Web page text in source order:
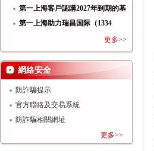
HK）
第一上海客戶認購2027年到期的基
第一上海助力瑞昌国际（1334
更多>>
網絡安全
防詐騙提示
官方聯絡及交易系統
防詐騙相關網址
更多>>